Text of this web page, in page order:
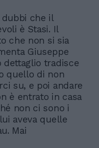
dubbi che il
è Stasi. Il
che non si sia
Giuseppe
dettaglio tradisce
quello di non
su, e poi andare
è entrato in casa
non ci sono i
aveva quelle
Mai